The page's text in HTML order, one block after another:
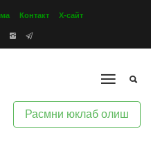
Контакт Х-сайт
Расмни юклаб олиш